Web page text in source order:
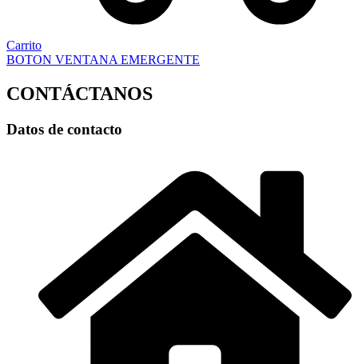
Carrito
BOTON VENTANA EMERGENTE
CONTÁCTANOS
Datos de contacto